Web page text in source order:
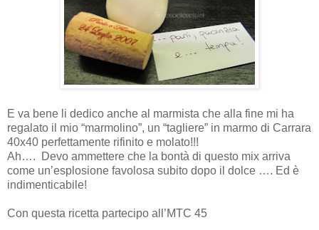
E va bene li dedico anche al marmista che alla fine mi ha
regalato il mio “marmolino”, un “tagliere” in marmo di Carrara
40x40 perfettamente rifinito e molato!!!
Ah….
Devo ammettere che la bontà di questo mix arriva
come un’esplosione favolosa subito dopo il dolce …. Ed è
indimenticabile!
Con questa ricetta partecipo all’MTC 45